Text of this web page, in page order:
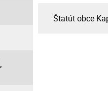
Štatút obce